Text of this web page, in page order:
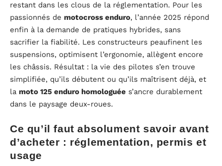
restant dans les clous de la réglementation. Pour les
passionnés de motocross enduro, l’année 2025 répond
enfin à la demande de pratiques hybrides, sans
sacrifier la fiabilité. Les constructeurs peaufinent les
suspensions, optimisent l’ergonomie, allègent encore
les châssis. Résultat : la vie des pilotes s’en trouve
simplifiée, qu’ils débutent ou qu’ils maîtrisent déjà, et
la moto 125 enduro homologuée s’ancre durablement
dans le paysage deux-roues.
Ce qu’il faut absolument savoir avant
d’acheter : réglementation, permis et
usage